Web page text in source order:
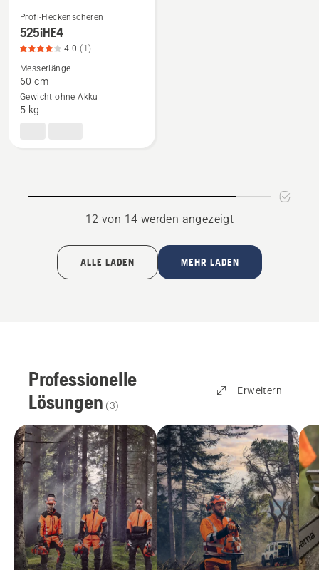
Mehr
Details
zu
525iHE4
anzeigen,
Produktbewertung
Profi-Heckenscheren
525iHE4
4.0 (1)
Messerlänge
60 cm
Gewicht ohne Akku
5 kg
12 von 14 werden angezeigt
ALLE LADEN MEHR LADEN
Professionelle
Lösungen (3)
Erweitern